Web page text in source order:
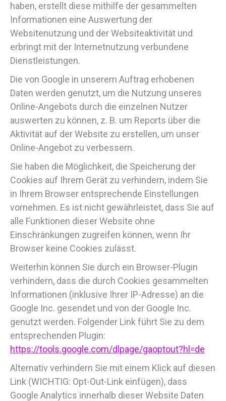
haben, erstellt diese mithilfe der gesammelten
Informationen eine Auswertung der
Websitenutzung und der Websiteaktivität und
erbringt mit der Internetnutzung verbundene
Dienstleistungen.
Die von Google in unserem Auftrag erhobenen
Daten werden genutzt, um die Nutzung unseres
Online-Angebots durch die einzelnen Nutzer
auswerten zu können, z. B. um Reports über die
Aktivität auf der Website zu erstellen, um unser
Online-Angebot zu verbessern.
Sie haben die Möglichkeit, die Speicherung der
Cookies auf Ihrem Gerät zu verhindern, indem Sie
in Ihrem Browser entsprechende Einstellungen
vornehmen. Es ist nicht gewährleistet, dass Sie auf
alle Funktionen dieser Website ohne
Einschränkungen zugreifen können, wenn Ihr
Browser keine Cookies zulässt.
Weiterhin können Sie durch ein Browser-Plugin
verhindern, dass die durch Cookies gesammelten
Informationen (inklusive Ihrer IP-Adresse) an die
Google Inc. gesendet und von der Google Inc.
genutzt werden. Folgender Link führt Sie zu dem
entsprechenden Plugin:
https://tools.google.com/dlpage/gaoptout?hl=de
Alternativ verhindern Sie mit einem Klick auf diesen
Link (WICHTIG: Opt-Out-Link einfügen), dass
Google Analytics innerhalb dieser Website Daten